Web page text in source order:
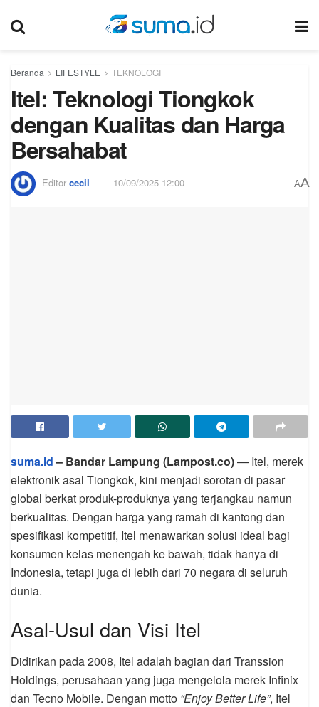
Beranda LIFESTYLE TEKNOLOGI
Itel: Teknologi Tiongkok
dengan Kualitas dan Harga
Bersahabat
Editor cecil 10/09/2025 12:00 AA
suma.id– Bandar Lampung (Lampost.co)— Itel, merek
elektronik asal Tiongkok, kini menjadi sorotan di pasar
global berkat produk-produknya yang terjangkau namun
berkualitas. Dengan harga yang ramah di kantong dan
spesifikasi kompetitif, Itel menawarkan solusi ideal bagi
konsumen kelas menengah ke bawah, tidak hanya di
Indonesia, tetapi juga di lebih dari 70 negara di seluruh
dunia.
Asal-Usul dan Visi Itel
Didirikan pada 2008, Itel adalah bagian dari Transsion
Holdings, perusahaan yang juga mengelola merek Infinix
dan Tecno Mobile. Dengan motto “Enjoy Better Life”, Itel